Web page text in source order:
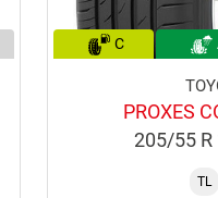
C
PROXES
205/55 R
TL